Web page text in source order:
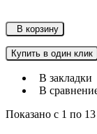
В корзину
Купить в один клик
В закладки
В
Показано с 1 по